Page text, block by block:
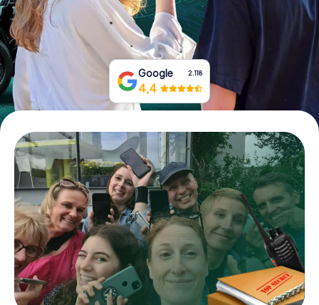
Koop cadeaubonnen
Google 2.118
4,4